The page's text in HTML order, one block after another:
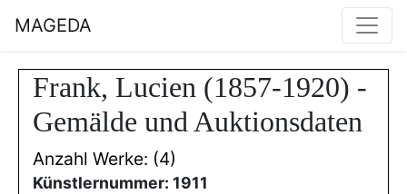
MAGEDA
Frank, Lucien (1857-1920) -
Gemälde und Auktionsdaten
Anzahl Werke: (4)
Künstlernummer: 1911